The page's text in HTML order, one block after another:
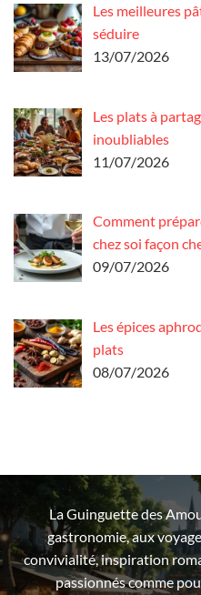
Les meilleures
séduire
13/07/2026
Les plats à
inoubliables
11/07/2026
Comment
chez soi façon
09/07/2026
Les épices
plats
08/07/2026
La Guinguette des
gastronomie, aux
convivialité, inspiration
passionnés comme